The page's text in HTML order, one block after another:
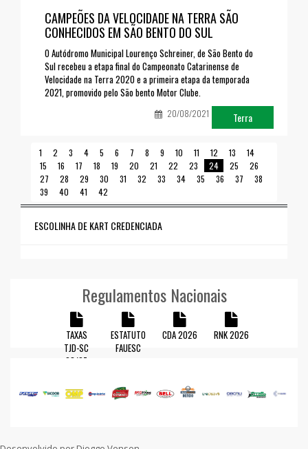
CAMPEÕES DA VELOCIDADE NA TERRA SÃO
CONHECIDOS EM SÃO BENTO DO SUL
O Autódromo Municipal Lourenço Schreiner, de São Bento do
Sul recebeu a etapa final do Campeonato Catarinense de
Velocidade na Terra 2020 e a primeira etapa da temporada
2021, promovido pelo São bento Motor Clube.
Terra
20/08/2021
1 2 3 4 5 6 7 8 9 10 11 12 13
14
15
16 17 18 19 20 21 22 23 24 25
26
27
28 29 30 31 32 33 34 35 36 37
38
39
40 41 42
ESCOLINHA DE KART CREDENCIADA
Regulamentos Nacionais
TAXAS
TJD-SC
23/27
ESTATUTO
FAUESC
CDA 2026 RNK 2026